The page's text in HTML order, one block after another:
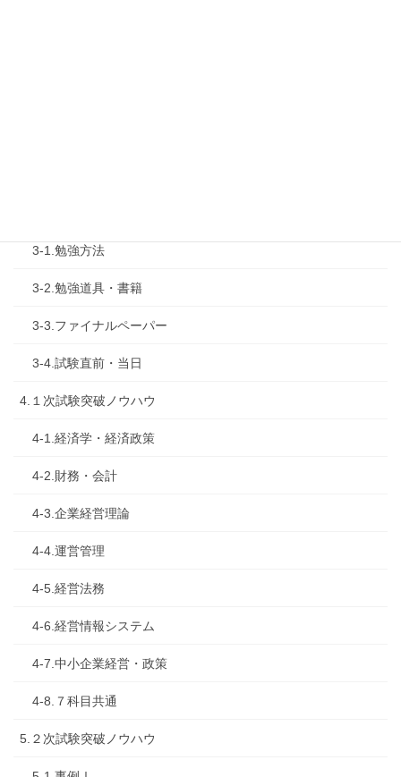
3-1.勉強方法
3-2.勉強道具・書籍
3-3.ファイナルペーパー
3-4.試験直前・当日
4.１次試験突破ノウハウ
4-1.経済学・経済政策
4-2.財務・会計
4-3.企業経営理論
4-4.運営管理
4-5.経営法務
4-6.経営情報システム
4-7.中小企業経営・政策
4-8.７科目共通
5.２次試験突破ノウハウ